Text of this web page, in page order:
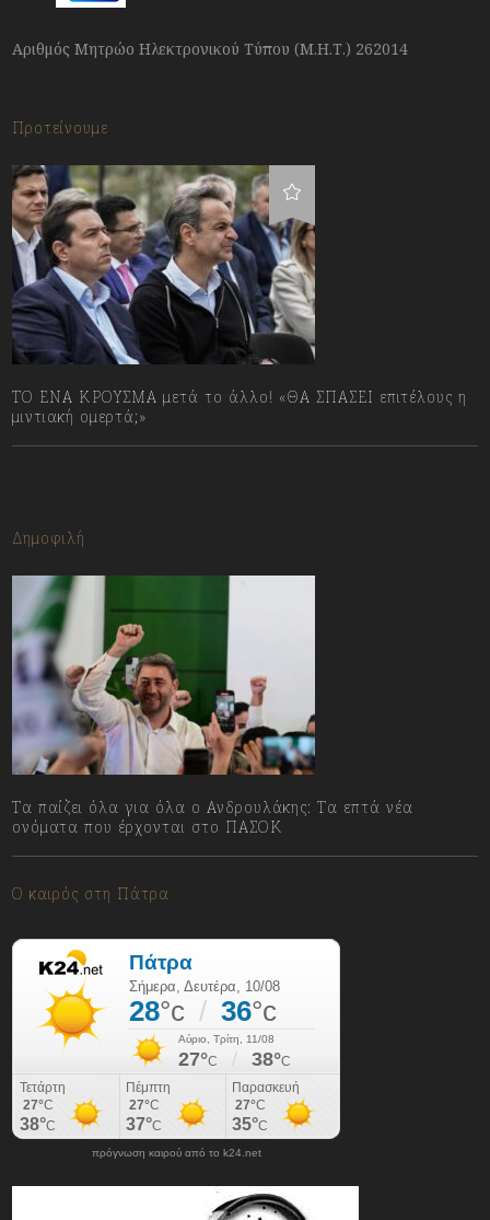
Αριθμός Μητρώο Ηλεκτρονικού Τύπου (Μ.Η.Τ.) 262014
Προτείνουμε
ΤΟ ΕΝΑ ΚΡΟΥΣΜΑ μετά το άλλο! «ΘΑ ΣΠΑΣΕΙ επιτέλους η
μιντιακή ομερτά;»
Δημοφιλή
Τα παίζει όλα για όλα ο Ανδρουλάκης: Τα επτά νέα
ονόματα που έρχονται στο ΠΑΣΟΚ
Ο καιρός στη Πάτρα
πρόγνωση καιρού από το k24.net